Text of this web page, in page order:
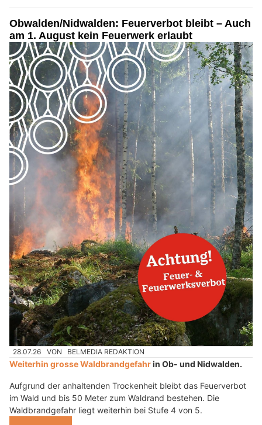
Obwalden/Nidwalden: Feuerverbot bleibt – Auch
am 1. August kein Feuerwerk erlaubt
28.07.26 VON BELMEDIA REDAKTION
Weiterhin grosse Waldbrandgefahrin Ob- und Nidwalden.
Aufgrund der anhaltenden Trockenheit bleibt das Feuerverbot
im Wald und bis 50 Meter zum Waldrand bestehen. Die
Waldbrandgefahr liegt weiterhin bei Stufe 4 von 5.